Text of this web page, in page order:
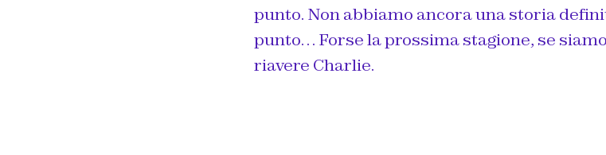
punto. Non abbiamo ancora una storia
punto… Forse la prossima stagione, se
riavere Charlie.